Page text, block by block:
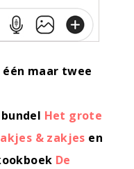
één maar twee
Het grote
& zakjes en
De